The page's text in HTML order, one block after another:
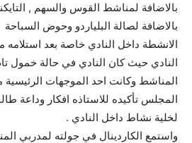
بالاضافة لمناشط القوس والسهم ,
بالاضافة لصالة البلياردو وحوض
الانشطة داخل النادي خاصة بعد
النادي حيث كان النادي في حالة خمول
المناشط وكانت احد الموجهات الرئيسية
المجلس تأكيده للاستاذه افكار وداعة
لخلية نشاط داخل النادي .
واستمع الكاردينال في جولته لمدربي